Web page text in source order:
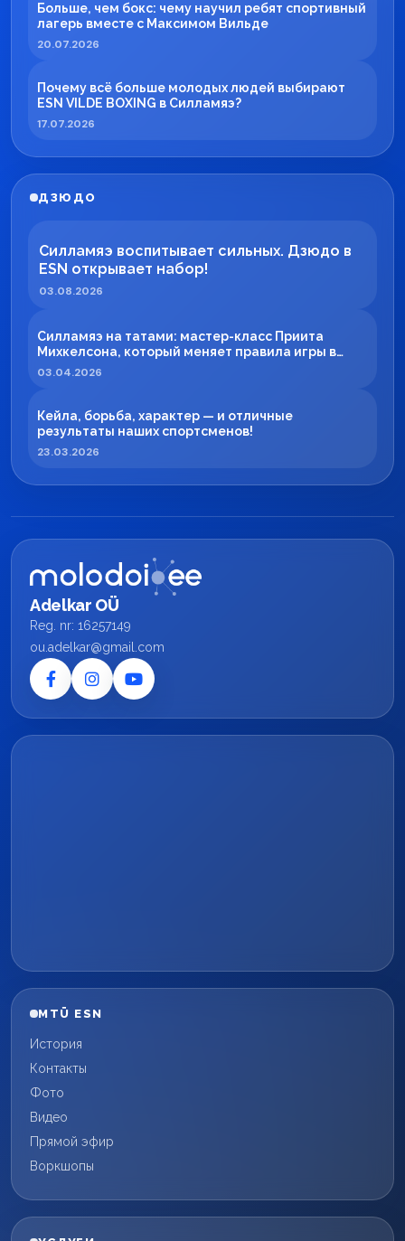
Больше, чем бокс: чему научил ребят спортивный
лагерь вместе с Максимом Вильде
20.07.2026
Почему всё больше молодых людей выбирают
ESN VILDE BOXING в Силламяэ?
17.07.2026
ДЗЮДО
Силламяэ воспитывает сильных. Дзюдо в
ESN открывает набор!
03.08.2026
Силламяэ на татами: мастер-класс Приита
Михкелсона, который меняет правила игры в
регионе
03.04.2026
Кейла, борьба, характер — и отличные
результаты наших спортсменов!
23.03.2026
Adelkar OÜ
Reg. nr: 16257149
ou.adelkar@gmail.com
MTÜ ESN
История
Контакты
Фото
Видео
Прямой эфир
Воркшопы